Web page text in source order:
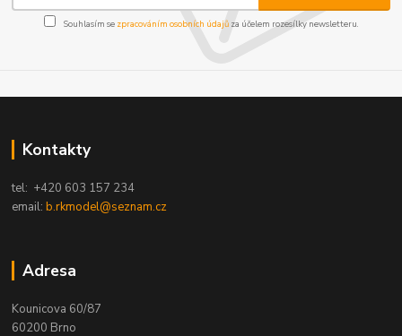
Souhlasím se zpracováním osobních údajůza účelem rozesílky newsletteru.
Kontakty
tel: +420 603 157 234
email:b.rkmodel@seznam.cz
Adresa
Kounicova 60/87
60200 Brno